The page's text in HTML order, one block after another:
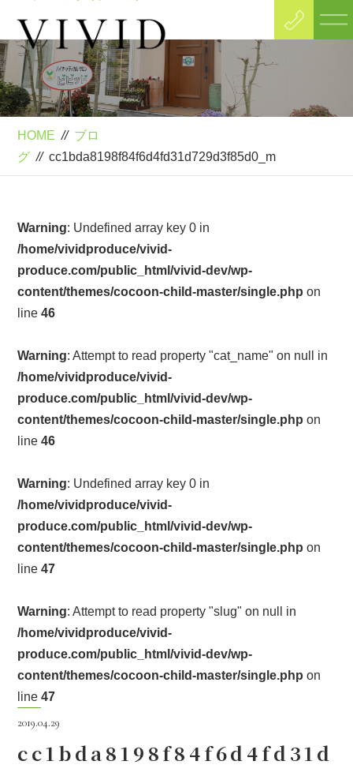
Blog
ブログ
HOME // ブロ
グ // cc1bda8198f84f6d4fd31d729d3f85d0_m
Warning: Undefined array key 0 in
/home/vividproduce/vivid-
produce.com/public_html/vivid-dev/wp-
content/themes/cocoon-child-master/single.php on
line46
Warning: Attempt to read property "cat_name" on null in
/home/vividproduce/vivid-
produce.com/public_html/vivid-dev/wp-
content/themes/cocoon-child-master/single.php on
line46
Warning: Undefined array key 0 in
/home/vividproduce/vivid-
produce.com/public_html/vivid-dev/wp-
content/themes/cocoon-child-master/single.php on
line47
Warning: Attempt to read property "slug" on null in
/home/vividproduce/vivid-
produce.com/public_html/vivid-dev/wp-
content/themes/cocoon-child-master/single.php on
line47
2019.04.29
cc1bda8198f84f6d4fd31d